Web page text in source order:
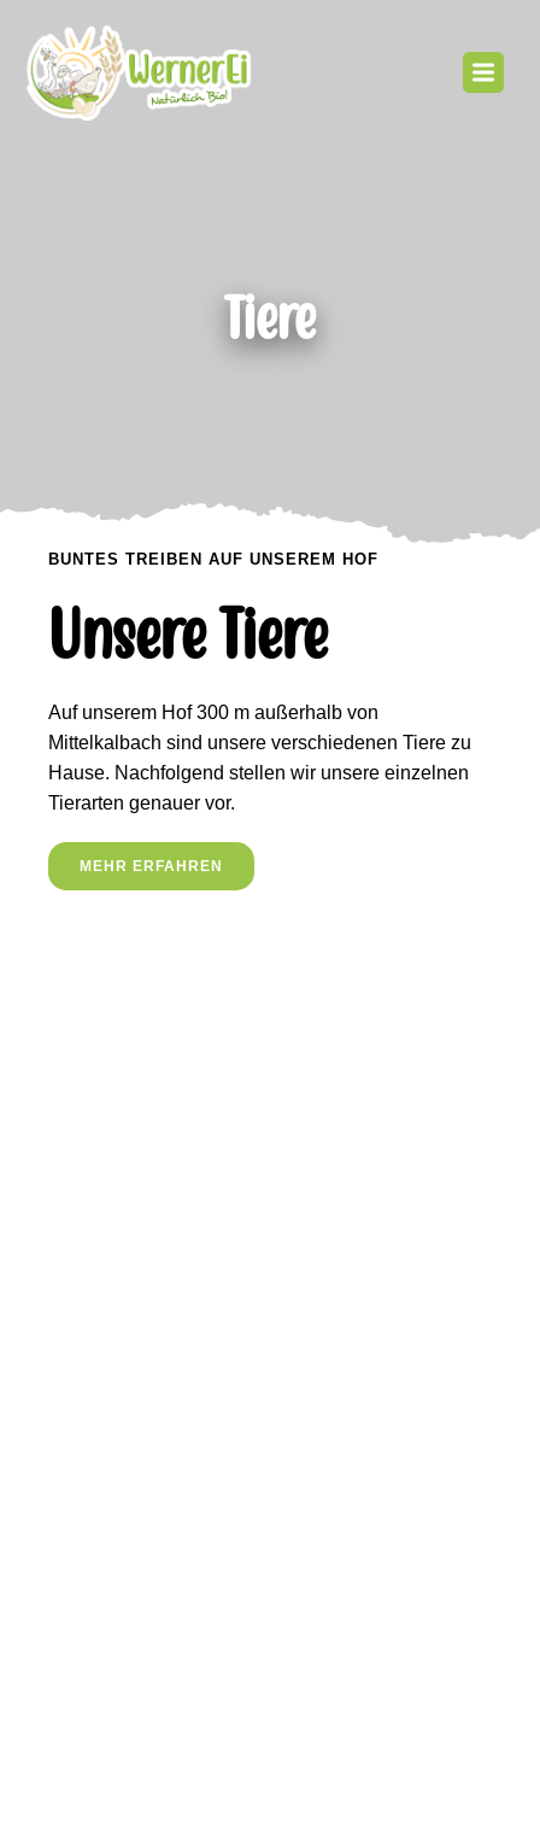
Tiere
BUNTES TREIBEN AUF UNSEREM HOF
Unsere Tiere
Auf unserem Hof 300 m außerhalb von
Mittelkalbach sind unsere verschiedenen Tiere zu
Hause. Nachfolgend stellen wir unsere einzelnen
Tierarten genauer vor.
MEHR ERFAHREN